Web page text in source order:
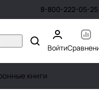
8-800-222-05-25
Войти
книги